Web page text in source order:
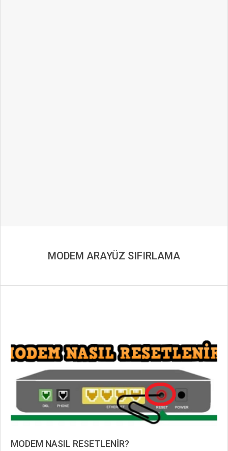
MODEM ARAYÜZ SIFIRLAMA
MODEM NASIL RESETLENİR?